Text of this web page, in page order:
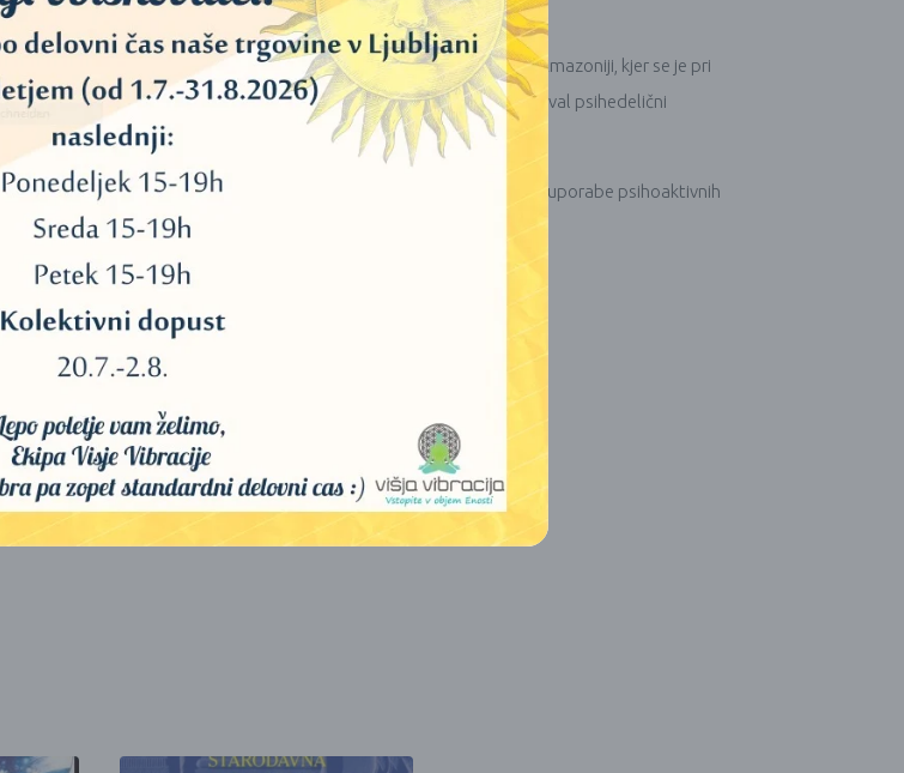
ukoreninjen v vsakdanje življenje. Nekaj let pozneje je v perujski Amazoniji, kjer se je pri
ajahuaske, ki mu je spremenil življenje. Po vrnitvi k Hivarom je proučeval psihedelični
zagledati le z uživanjem psihedeličnih rastlin.
metodah na osnovi bobnanja, vizualizacije in drugih tehnik brez uporabe psihoaktivnih